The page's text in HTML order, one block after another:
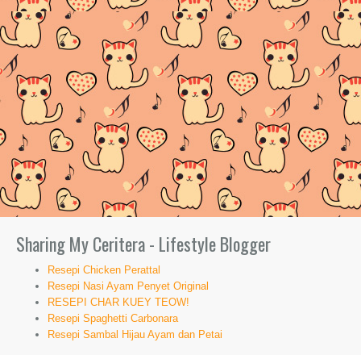
Sharing My Ceritera - Lifestyle Blogger
Resepi Chicken Perattal
Resepi Nasi Ayam Penyet Original
RESEPI CHAR KUEY TEOW!
Resepi Spaghetti Carbonara
Resepi Sambal Hijau Ayam dan Petai